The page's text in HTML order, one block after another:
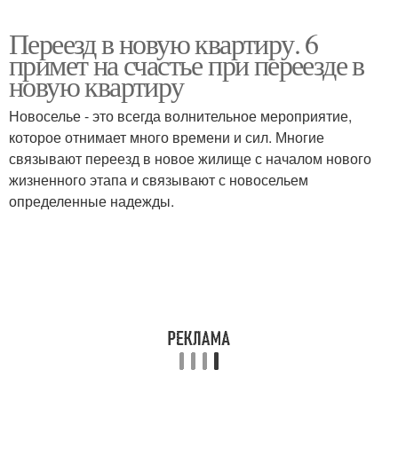
Переезд в новую квартиру. 6
примет на счастье при переезде в
новую квартиру
Новоселье - это всегда волнительное мероприятие,
которое отнимает много времени и сил. Многие
связывают переезд в новое жилище с началом нового
жизненного этапа и связывают с новосельем
определенные надежды.